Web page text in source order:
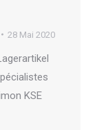
28 Mai 2020
KSE